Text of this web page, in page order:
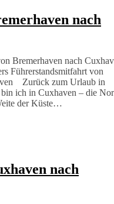
nach
Bremerhaven nach
Führerstandsmitfahrt von
Zurück zum Urlaub in
ich in Cuxhaven – die
der Küste…
nach